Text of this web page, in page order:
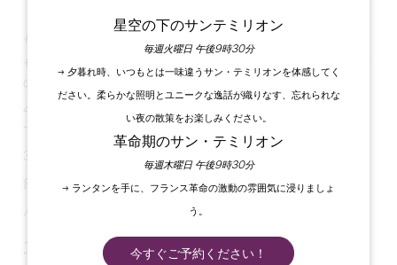
サンテミリオンの最も有名なシャトーへの入り口にあり、中世
46の客室とスイート、スパ、プール、グルメ・レストラン、3
3ヘクタールの公園に囲まれ、4つの建物に分かれています。
部屋の説明：
メゾン・デュ・ビアンの理想的な場所に位置する "Côté Parc
"ルームからは、公園の素晴らしい眺めをお楽しみいただけま
星空の下のサンテミリオン
毎週火曜日 午後9時30分
→ 夕暮れ時、いつもとは一味違うサン・テミリオンを体感してく
ださい。柔らかな照明とユニークな逸話が織りなす、忘れられな
い夜の散策をお楽しみください。
革命期のサン・テミリオン
毎週木曜日 午後9時30分
→ ランタンを手に、フランス革命の激動の雰囲気に浸りましょ
う。
今すぐご予約ください！